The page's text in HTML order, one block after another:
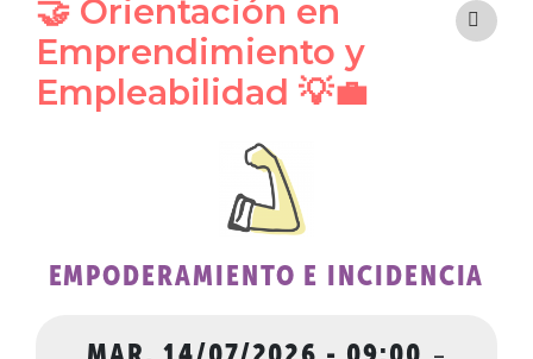
🤝 Orientación en
Emprendimiento y
Empleabilidad 💡💼
EMPODERAMIENTO E INCIDENCIA